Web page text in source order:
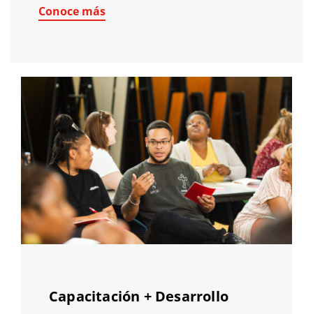
Conoce más
Capacitación + Desarrollo